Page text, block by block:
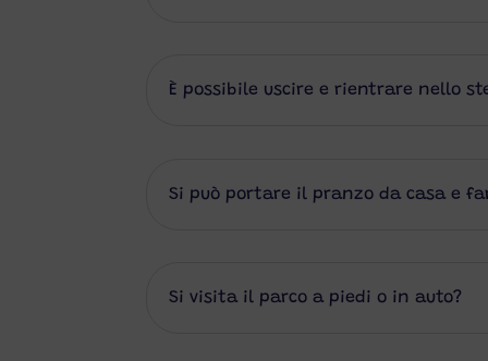
È possibile uscire e rientrare nello
Si può portare il pranzo da casa e
Si visita il parco a piedi o in auto?